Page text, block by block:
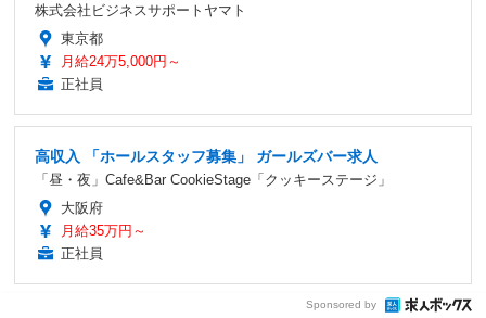
株式会社ビジネスサポートヤマト
東京都
月給24万5,000円～
正社員
高収入 「ホールスタッフ募集」 ガールズバー求人
「昼・夜」Cafe&Bar CookieStage「クッキーステージ」
大阪府
月給35万円～
正社員
Sponsored by